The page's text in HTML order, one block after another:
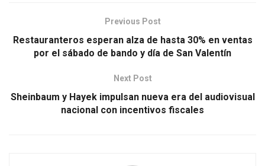
Previous Post
Restauranteros esperan alza de hasta 30% en ventas
por el sábado de bando y día de San Valentín
Next Post
Sheinbaum y Hayek impulsan nueva era del audiovisual
nacional con incentivos fiscales